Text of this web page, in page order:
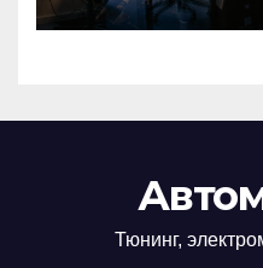
Тюнинг,